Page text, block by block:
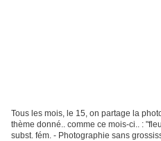
Tous les mois, le 15, on partage la
thème donné.. comme ce mois-ci.. :
subst. fém. - Photographie sans